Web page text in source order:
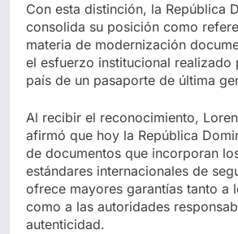
Con esta distinción, la República
consolida su posición como
materia de modernización
el esfuerzo institucional realizado
país de un pasaporte de última
Al recibir el reconocimiento,
afirmó que hoy la República
de documentos que incorporan
estándares internacionales de
ofrece mayores garantías tanto a
como a las autoridades
autenticidad.